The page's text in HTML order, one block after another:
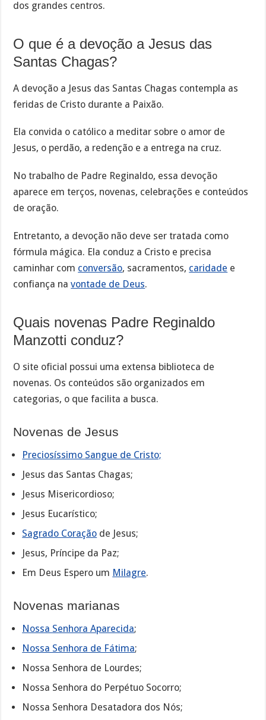
dos grandes centros.
O que é a devoção a Jesus das
Santas Chagas?
A devoção a Jesus das Santas Chagas contempla as
feridas de Cristo durante a Paixão.
Ela convida o católico a meditar sobre o amor de
Jesus, o perdão, a redenção e a entrega na cruz.
No trabalho de Padre Reginaldo, essa devoção
aparece em terços, novenas, celebrações e conteúdos
de oração.
Entretanto, a devoção não deve ser tratada como
fórmula mágica. Ela conduz a Cristo e precisa
caminhar com conversão, sacramentos, caridade e
confiança navontade de Deus.
Quais novenas Padre Reginaldo
Manzotti conduz?
O site oficial possui uma extensa biblioteca de
novenas. Os conteúdos são organizados em
categorias, o que facilita a busca.
Novenas de Jesus
Preciosíssimo Sangue de Cristo;
Jesus das Santas Chagas;
Jesus Misericordioso;
Jesus Eucarístico;
Sagrado Coração de Jesus;
Jesus, Príncipe da Paz;
Em Deus Espero um Milagre.
Novenas marianas
Nossa Senhora Aparecida;
Nossa Senhora de Fátima;
Nossa Senhora de Lourdes;
Nossa Senhora do Perpétuo Socorro;
Nossa Senhora Desatadora dos Nós;